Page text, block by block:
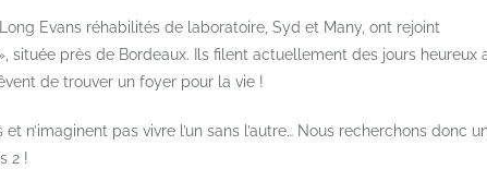
Evans réhabilités de laboratoire, Syd et Many, ont rejoint
située près de Bordeaux. Ils filent actuellement des jours heureux
de trouver un foyer pour la vie !
n’imaginent pas vivre l’un sans l’autre… Nous recherchons donc
2 !